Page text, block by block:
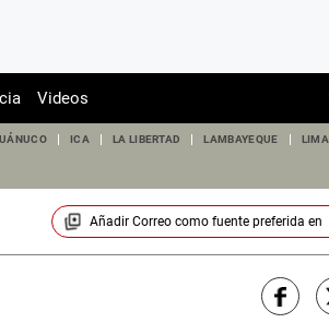
Videos
ICA LA LIBERTAD LAMBAYEQUE LIMA
Añadir Correocomo fuente preferida en